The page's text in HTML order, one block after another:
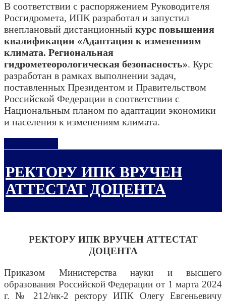
В соответствии с распоряжением Руководителя
Росгидромета, ИПК разработал и запустил
внеплановый дистанционный курс повышения
квалификации «Адаптация к изменениям
климата. Региональная
гидрометеорологическая безопасность». Курс
разработан в рамках выполнении задач,
поставленных Президентом и Правительством
Российской Федерации в соответствии с
Национальным планом по адаптации экономики
и населения к изменениям климата.
РЕКТОРУ ИПК ВРУЧЕН
АТТЕСТАТ ДОЦЕНТА
РЕКТОРУ ИПК ВРУЧЕН АТТЕСТАТ
ДОЦЕНТА
Приказом Министерства науки и высшего
образования Российской Федерации от 1 марта 2024
г. № 212/нк-2 ректору ИПК Олегу Евгеньевичу